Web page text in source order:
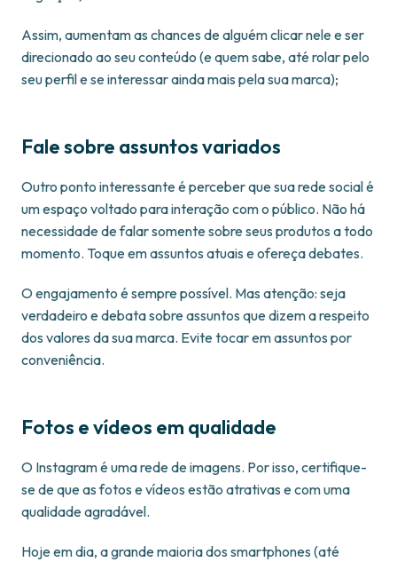
Assim, aumentam as chances de alguém clicar nele e ser
direcionado ao seu conteúdo (e quem sabe, até rolar pelo
seu perfil e se interessar ainda mais pela sua marca);
Fale sobre assuntos variados
Outro ponto interessante é perceber que sua rede social é
um espaço voltado para interação com o público. Não há
necessidade de falar somente sobre seus produtos a todo
momento. Toque em assuntos atuais e ofereça debates.
O engajamento é sempre possível. Mas atenção: seja
verdadeiro e debata sobre assuntos que dizem a respeito
dos valores da sua marca. Evite tocar em assuntos por
conveniência.
Fotos e vídeos em qualidade
O Instagram é uma rede de imagens. Por isso, certifique-
se de que as fotos e vídeos estão atrativas e com uma
qualidade agradável.
Hoje em dia, a grande maioria dos smartphones (até